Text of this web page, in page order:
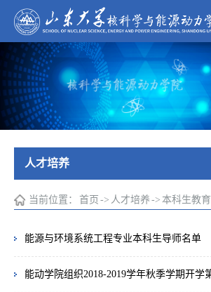
人才培养
当前位置： 首页 -> 人才培养 -> 本科生教育
能源与环境系统工程专业本科生导师名单